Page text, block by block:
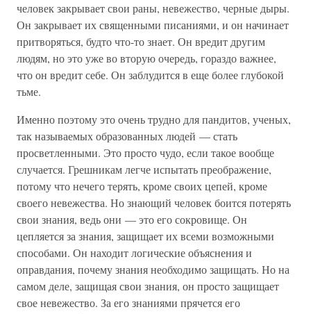
человек закрывает свои раны, невежество, черные дыры.
Он закрывает их священными писаниями, и он начинает
притворяться, будто что-то знает. Он вредит другим
людям, но это уже во вторую очередь, гораздо важнее,
что он вредит себе. Он заблудится в еще более глубокой
тьме.
Именно поэтому это очень трудно для пандитов, ученых,
так называемых образованных людей — стать
просветленными. Это просто чудо, если такое вообще
случается. Грешникам легче испытать преображение,
потому что нечего терять, кроме своих цепей, кроме
своего невежества. Но знающий человек боится потерять
свои знания, ведь они — это его сокровище. Он
цепляется за знания, защищает их всеми возможными
способами. Он находит логические объяснения и
оправдания, почему знания необходимо защищать. Но на
самом деле, защищая свои знания, он просто защищает
свое невежество. За его знаниями прячется его